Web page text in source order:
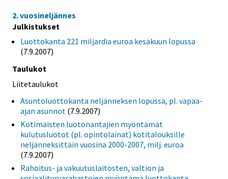
2. vuosineljännes
Julkistukset
Luottokanta 221 miljardia euroa kesäkuun lopussa
(7.9.2007)
Taulukot
Liitetaulukot
Asuntoluottokanta neljänneksen lopussa, pl. vapaa-
ajan asunnot (7.9.2007)
Kotimaisten luotonantajien myöntämät
kulutusluotot (pl. opintolainat) kotitalouksille
neljänneksittäin vuosina 2000-2007, milj. euroa
(7.9.2007)
Rahoitus- ja vakuutuslaitosten, valtion ja